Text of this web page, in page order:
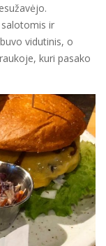
ir
vidutinis, o
kuri pasako